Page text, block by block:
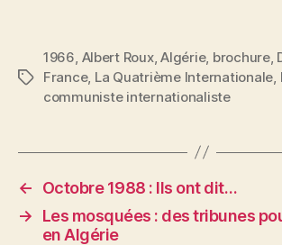
Étiquettes
1966, Albert Roux,Algérie, brochure,
France, La Quatrième Internationale,
communiste internationaliste
←
Octobre 1988 : Ils ont dit…
→
Les mosquées : des tribunes
en Algérie